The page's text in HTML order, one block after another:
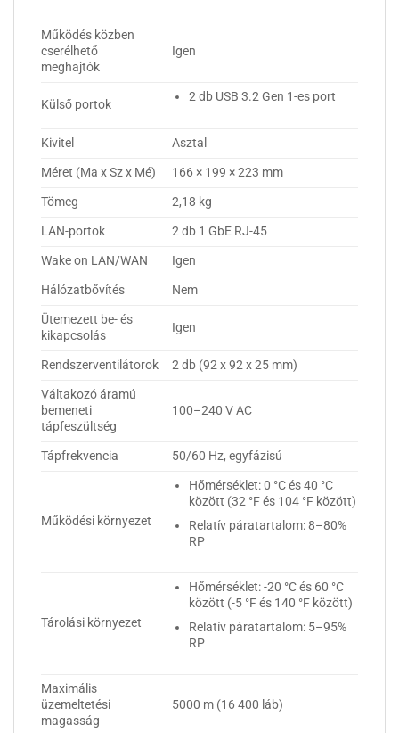
Működés közben
cserélhető
meghajtók
Igen
Külső portok
2 db USB 3.2 Gen 1-es port
Kivitel
Asztal
Méret (Ma x Sz x Mé)
166 × 199 × 223 mm
Tömeg
2,18 kg
LAN-portok
2 db 1 GbE RJ-45
Wake on LAN/WAN
Igen
Hálózatbővítés
Nem
Ütemezett be- és
kikapcsolás
Igen
Rendszerventilátorok
2 db (92 x 92 x 25 mm)
Váltakozó áramú
bemeneti
tápfeszültség
100–240 V AC
Tápfrekvencia 50/60 Hz, egyfázisú
Működési környezet
Hőmérséklet: 0 °C és 40 °C
között (32 °F és 104 °F között)
Relatív páratartalom: 8–80%
RP
Tárolási környezet
Hőmérséklet: -20 °C és 60 °C
között (-5 °F és 140 °F között)
Relatív páratartalom: 5–95%
RP
Maximális
üzemeltetési
magasság
5000 m (16 400 láb)